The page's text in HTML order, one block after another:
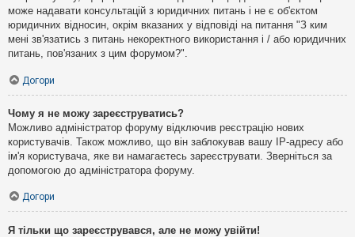
може надавати консультацій з юридичних питань і не є об'єктом
юридичних відносин, окрім вказаних у відповіді на питання "З ким
мені зв'язатись з питань некоректного використання і / або юридичних
питань, пов'язаних з цим форумом?".
Догори
Чому я не можу зареєструватись?
Можливо адміністратор форуму відключив реєстрацію нових
користувачів. Також можливо, що він заблокував вашу IP-адресу або
ім'я користувача, яке ви намагаєтесь зареєструвати. Зверніться за
допомогою до адміністратора форуму.
Догори
Я тільки що зареєструвався, але не можу увійти!